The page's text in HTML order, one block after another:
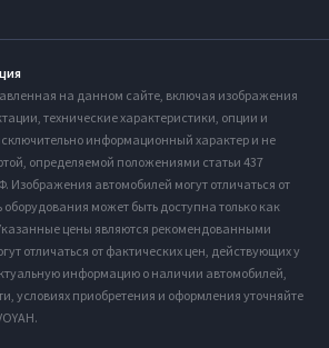
на данном сайте, включая изображения
технические характеристики, опции и
информационный характер и не
определяемой положениями статьи 437
Изображения автомобилей могут отличаться от
может быть доступна только как
цены являются рекомендованными
отличаться от фактических цен, действующих у
информацию о наличии автомобилей,
условиях приобретения и оформления уточняйте